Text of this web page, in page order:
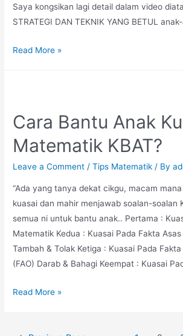
Saya kongsikan lagi detail dalam video
STRATEGI DAN TEKNIK YANG BETUL
3M
SUSAH
SANGAT
nak
BERJAYA
dalam
Matematik
Read More »
Cara Bantu Anak
Matematik KBAT?
Leave a Comment /Tips Matematik / By
“Ada yang tanya dekat cikgu, macam
kuasai dan mahir menjawab soalan-soalan
semua ni untuk bantu anak.. Pertama :
Matematik Kedua : Kuasai Pada Fakta Asas
Tambah & Tolak Ketiga : Kuasai Pada
(FAO) Darab & Bahagi Keempat : Kuasai
Cara
Read More »